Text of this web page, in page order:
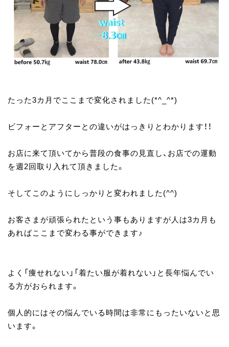
たった3カ月でここまで変化されました(*^_^*)
ビフォーとアフターとの違いがはっきりとわかります！！
お店に来て頂いてから普段の食事の見直し、お店での運動
を週2回取り入れて頂きました。
そしてこのようにしっかりと変われました(^^)
お客さまが頑張られたという事もありますが人は3カ月も
あればここまで変わる事ができます♪
よく「痩せれない」「着たい服が着れない」と長年悩んでい
る方がおられます。
個人的にはその悩んでいる時間は非常にもったいないと思
います。